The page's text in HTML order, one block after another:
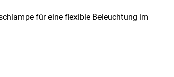
für eine flexible Beleuchtung im